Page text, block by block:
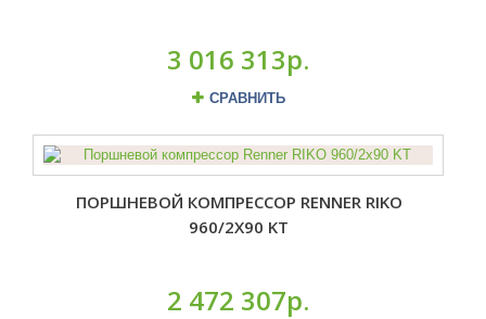
3 016 313р.
СРАВНИТЬ
ПОРШНЕВОЙ КОМПРЕССОР RENNER RIKO
960/2X90 KT
2 472 307р.